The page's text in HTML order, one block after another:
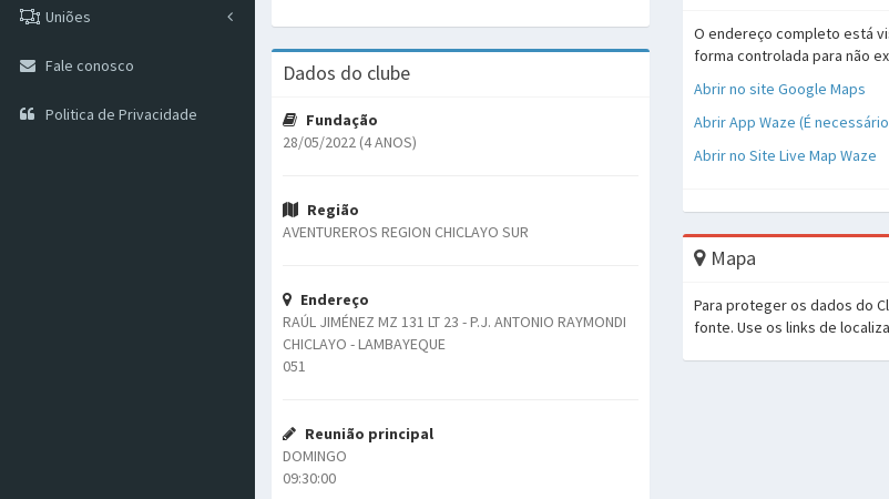
Uniões
Fale conosco
Politica de Privacidade
Dados do clube
Fundação
28/05/2022 (4 ANOS)
Região
AVENTUREROS REGION CHICLAYO SUR
Endereço
RAÚL JIMÉNEZ MZ 131 LT 23 - P.J. ANTONIO RAYMONDI
CHICLAYO - LAMBAYEQUE
051
Reunião principal
DOMINGO
09:30:00
O endereço completo está
forma controlada para não
Abrir no site Google Maps
Abrir App Waze (É
Abrir no Site Live Map Waze
Mapa
Para proteger os dados do
fonte. Use os links de